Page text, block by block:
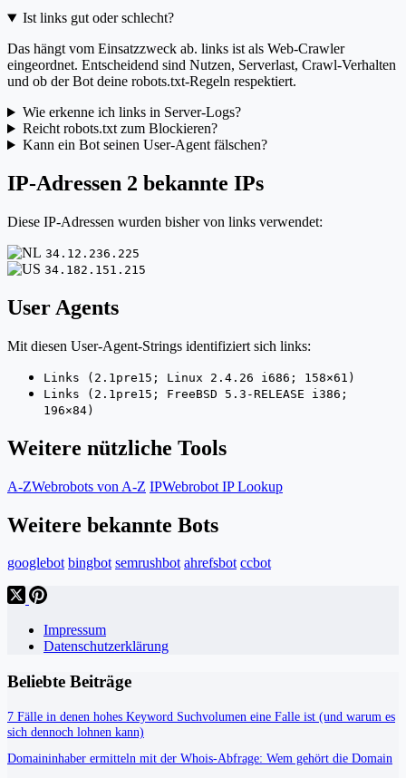
Ist links gut oder schlecht?
Das hängt vom Einsatzzweck ab. links ist als Web-Crawler
eingeordnet. Entscheidend sind Nutzen, Serverlast, Crawl-Verhalten
und ob der Bot deine robots.txt-Regeln respektiert.
Wie erkenne ich links in Server-Logs?
Reicht robots.txt zum Blockieren?
Kann ein Bot seinen User-Agent fälschen?
IP-Adressen 2 bekannte IPs
Diese IP-Adressen wurden bisher von links verwendet:
34.12.236.225
34.182.151.215
User Agents
Mit diesen User-Agent-Strings identifiziert sich links:
Links (2.1pre15; Linux 2.4.26 i686; 158×61)
Links (2.1pre15; FreeBSD 5.3-RELEASE i386;
196×84)
Weitere nützliche Tools
A-ZWebrobots von A-Z IPWebrobot IP Lookup
Weitere bekannte Bots
googlebot bingbot semrushbot ahrefsbot ccbot
Impressum
Datenschutzerklärung
Beliebte Beiträge
7 Fälle in denen hohes Keyword Suchvolumen eine Falle ist (und warum es
sich dennoch lohnen kann)
Domaininhaber ermitteln mit der Whois-Abfrage: Wem gehört die Domain